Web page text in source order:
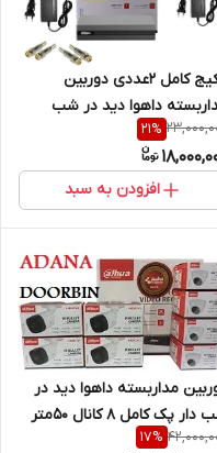
پکیج کامل 2عددی دوربین
داهوا دید در شب
کابل و هارد
21%
افزودن به سبد
مداربسته داهوا دید در
شب دار پک کامل 8 کانال 50متر
رایگان و دارای هارد
17%